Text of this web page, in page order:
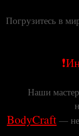
Погрузитесь в
Наши
BodyCraft — не